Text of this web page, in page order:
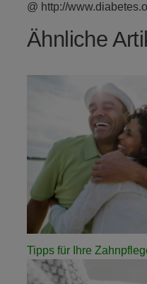
@ http://
Ähnliche
Tipps für Ihre